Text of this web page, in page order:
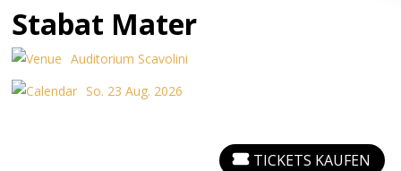
Stabat Mater
Auditorium Scavolini
So. 23 Aug. 2026
TICKETS KAUFEN